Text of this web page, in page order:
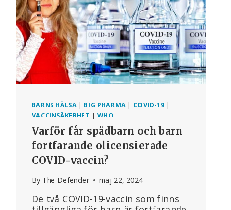
BARNS HÄLSA | BIG PHARMA | COVID-19 |
VACCINSÄKERHET |WHO
Varför får spädbarn och barn
fortfarande olicensierade
COVID-vaccin?
By The Defender maj 22, 2024
De två COVID-19-vaccin som finns